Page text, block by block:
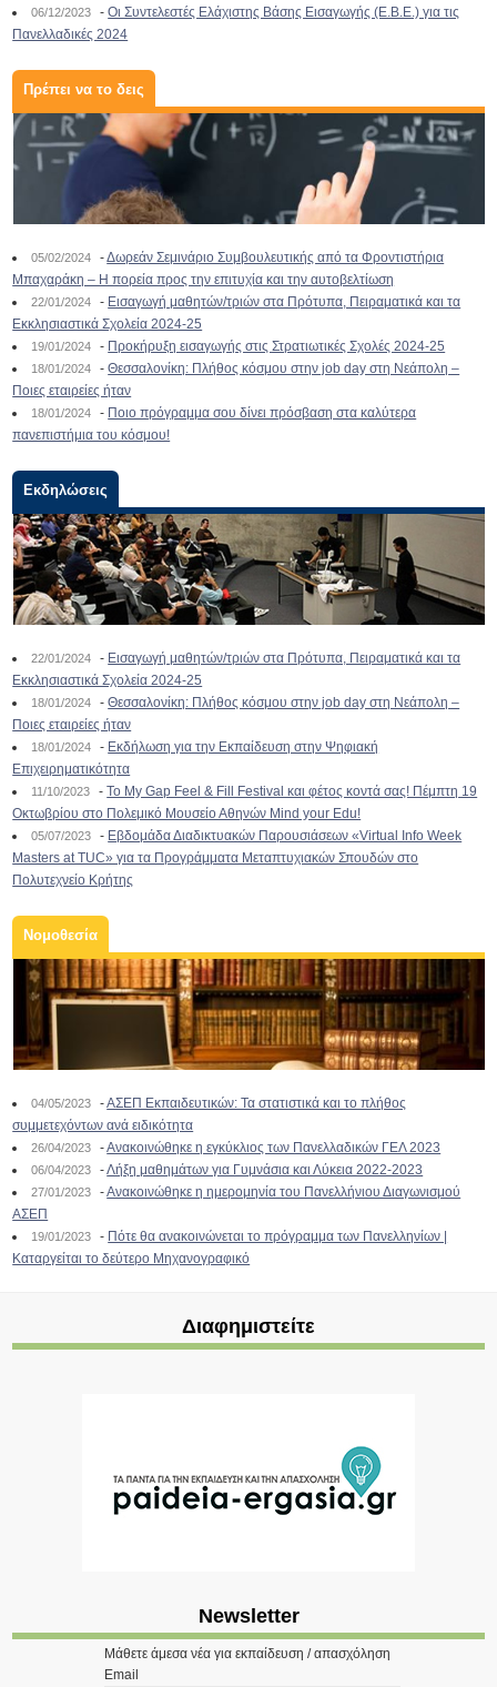
06/12/2023 -Οι Συντελεστές Ελάχιστης Βάσης Εισαγωγής (Ε.Β.Ε.) για τις
Πανελλαδικές 2024
Πρέπει να το δεις
05/02/2024 -Δωρεάν Σεμινάριο Συμβουλευτικής από τα Φροντιστήρια
Μπαχαράκη – Η πορεία προς την επιτυχία και την αυτοβελτίωση
22/01/2024 - Εισαγωγή μαθητών/τριών στα Πρότυπα, Πειραματικά και τα
Εκκλησιαστικά Σχολεία 2024-25
19/01/2024 - Προκήρυξη εισαγωγής στις Στρατιωτικές Σχολές 2024-25
18/01/2024 -Θεσσαλονίκη: Πλήθος κόσμου στην job day στη Νεάπολη –
Ποιες εταιρείες ήταν
18/01/2024 - Ποιο πρόγραμμα σου δίνει πρόσβαση στα καλύτερα
πανεπιστήμια του κόσμου!
Εκδηλώσεις
22/01/2024 - Εισαγωγή μαθητών/τριών στα Πρότυπα, Πειραματικά και τα
Εκκλησιαστικά Σχολεία 2024-25
18/01/2024 -Θεσσαλονίκη: Πλήθος κόσμου στην job day στη Νεάπολη –
Ποιες εταιρείες ήταν
18/01/2024 - Εκδήλωση για την Εκπαίδευση στην Ψηφιακή
Επιχειρηματικότητα
11/10/2023 -To My Gap Feel & Fill Festival και φέτος κοντά σας! Πέμπτη 19
Οκτωβρίου στο Πολεμικό Μουσείο Αθηνών Mind your Edu!
05/07/2023 - Εβδομάδα Διαδικτυακών Παρουσιάσεων «Virtual Info Week
Masters at TUC» για τα Προγράμματα Μεταπτυχιακών Σπουδών στο
Πολυτεχνείο Κρήτης
Νομοθεσία
04/05/2023 -ΑΣΕΠ Εκπαιδευτικών: Τα στατιστικά και το πλήθος
συμμετεχόντων ανά ειδικότητα
26/04/2023 -Ανακοινώθηκε η εγκύκλιος των Πανελλαδικών ΓΕΛ 2023
06/04/2023 -Λήξη μαθημάτων για Γυμνάσια και Λύκεια 2022-2023
27/01/2023 -Ανακοινώθηκε η ημερομηνία του Πανελλήνιου Διαγωνισμού
ΑΣΕΠ
19/01/2023 - Πότε θα ανακοινώνεται το πρόγραμμα των Πανελληνίων |
Καταργείται το δεύτερο Μηχανογραφικό
Διαφημιστείτε
Newsletter
Μάθετε άμεσα νέα για εκπαίδευση / απασχόληση
Email